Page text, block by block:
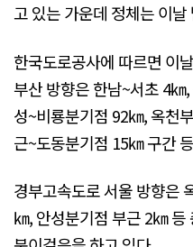
고 있는 가운데 정체는 이
한국도로공사에 따르면 이
부산 방향은 한남~서초 4
성~비룡분기점 92㎞, 옥천
근~도동분기점 15㎞ 구간
경부고속도로 서울 방향은
㎞, 안성분기점 부근 2㎞